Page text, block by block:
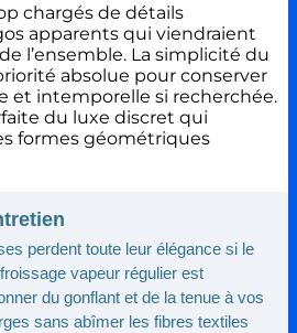
chargés de détails
apparents qui viendraient
l’ensemble. La simplicité du
absolue pour conserver
et intemporelle si recherchée.
du luxe discret qui
formes géométriques
perdent toute leur élégance si le
vapeur régulier est
du gonflant et de la tenue à vos
sans abîmer les fibres textiles